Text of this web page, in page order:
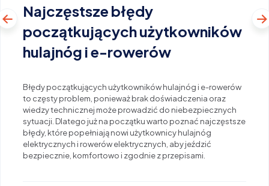
Najczęstsze błędy
początkujących użytkowników
hulajnóg i e-rowerów
Błędy początkujących użytkowników hulajnóg i e-rowerów
to częsty problem, ponieważ brak doświadczenia oraz
wiedzy technicznej może prowadzić do niebezpiecznych
sytuacji. Dlatego już na początku warto poznać najczęstsze
błędy, które popełniają nowi użytkownicy hulajnóg
elektrycznych i rowerów elektrycznych, aby jeździć
bezpiecznie, komfortowo i zgodnie z przepisami.